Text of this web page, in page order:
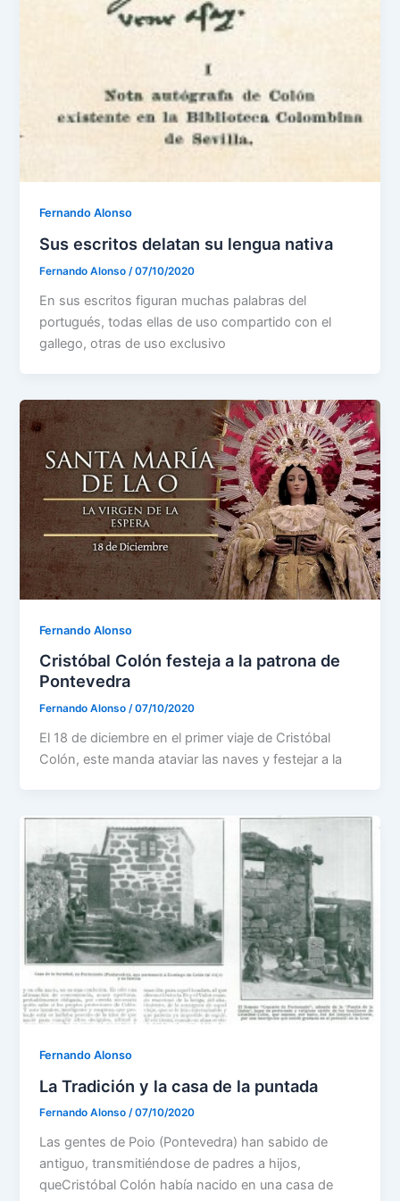
Fernando Alonso
Sus escritos delatan su lengua nativa
Fernando Alonso/07/10/2020
En sus escritos figuran muchas palabras del
portugués, todas ellas de uso compartido con el
gallego, otras de uso exclusivo
Fernando Alonso
Cristóbal Colón festeja a la patrona de
Pontevedra
Fernando Alonso/07/10/2020
El 18 de diciembre en el primer viaje de Cristóbal
Colón, este manda ataviar las naves y festejar a la
Fernando Alonso
La Tradición y la casa de la puntada
Fernando Alonso/07/10/2020
Las gentes de Poio (Pontevedra) han sabido de
antiguo, transmitiéndose de padres a hijos,
queCristóbal Colón había nacido en una casa de